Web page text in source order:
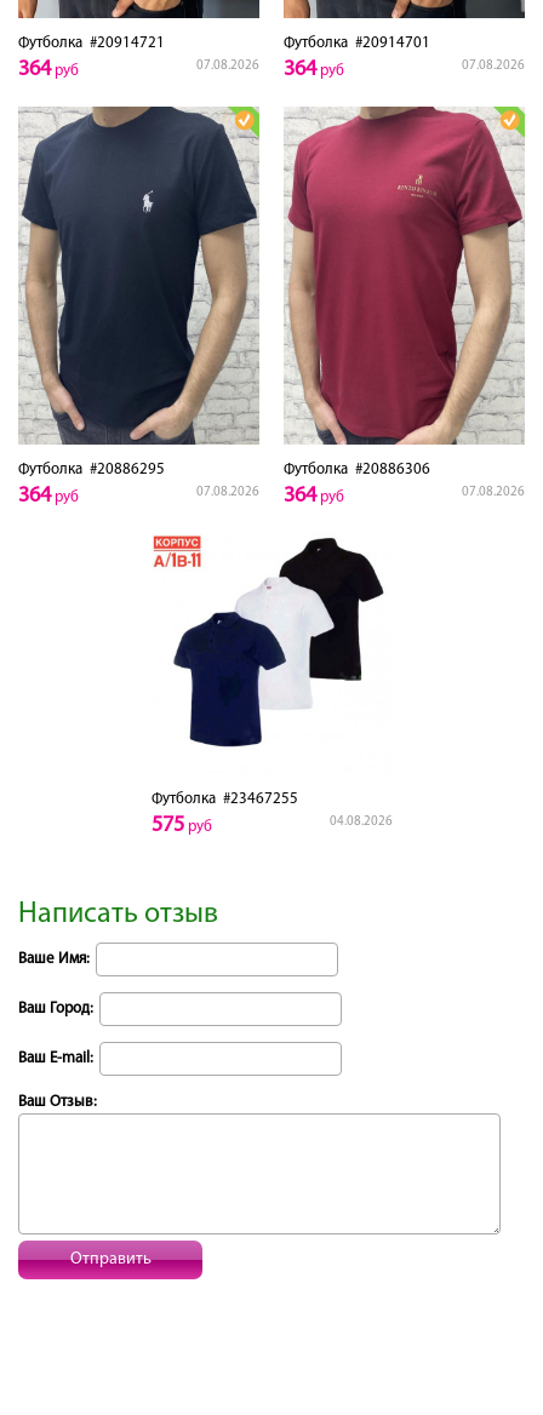
Футболка #20914721
07.08.2026
364руб
Футболка #20914701
07.08.2026
364руб
Футболка #20886295
07.08.2026
364руб
Футболка #20886306
07.08.2026
364руб
Футболка#23467255
04.08.2026
575руб
Написать отзыв
Ваше Имя:
Ваш Город:
Ваш E-mail:
Ваш Отзыв:
Отправить